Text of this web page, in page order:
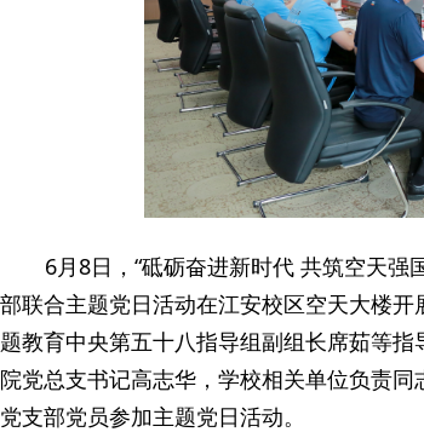
6月8日，“砥砺奋进新时代 共筑空天
部联合主题党日活动在江安校区空天大楼
题教育中央第五十八指导组副组长席茹等
院党总支书记高志华，学校相关单位负责
党支部党员参加主题党日活动。